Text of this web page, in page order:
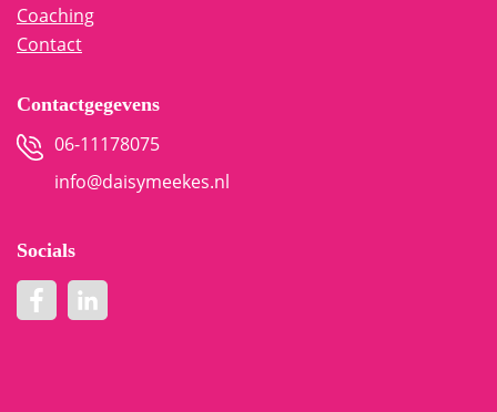
Coaching
Contact
Contactgegevens
06-11178075
info@daisymeekes.nl
Socials